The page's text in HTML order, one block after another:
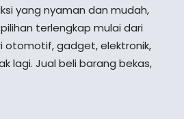
yang nyaman dan mudah,
terlengkap mulai dari
otomotif, gadget, elektronik,
lagi. Jual beli barang bekas,